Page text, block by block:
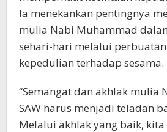
Ia menekankan pentingnya
mulia Nabi Muhammad
sehari-hari melalui
kepedulian terhadap sesama.
“Semangat dan akhlak mulia
SAW harus menjadi teladan
Melalui akhlak yang baik,